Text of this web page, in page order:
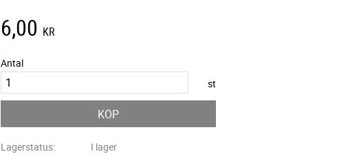
6,00 KR
Antal
st
KÖP
Lagerstatus
I lager